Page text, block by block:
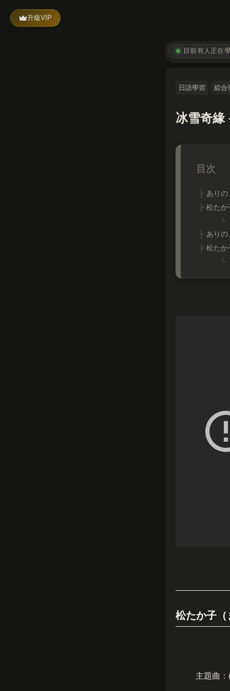
升級VIP
目前有人正在
日語學習 綜合
冰雪奇
あり
松たか
あり
松たか
松たか子（
主題曲